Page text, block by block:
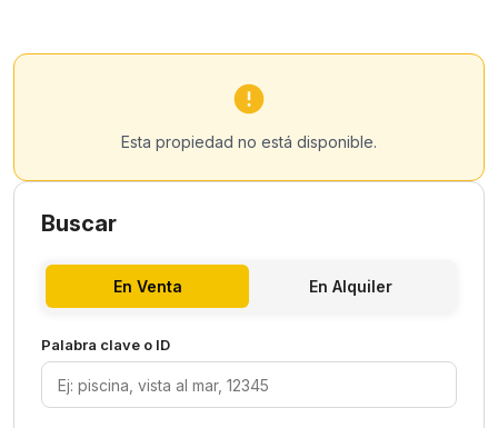
Esta propiedad no está disponible.
Buscar
En Venta En Alquiler
Palabra clave o ID